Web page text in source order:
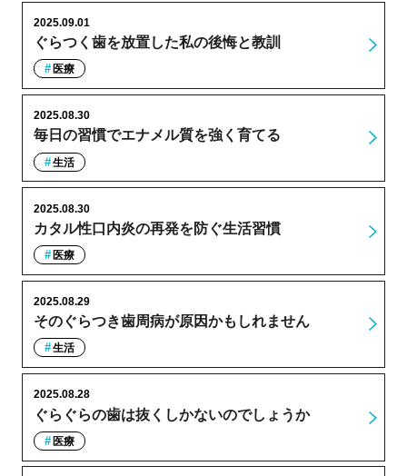
ぐらつく歯を放置した私の後悔と教訓
2025.09.01
医療
毎日の習慣でエナメル質を強く育てる
2025.08.30
生活
カタル性口内炎の再発を防ぐ生活習慣
2025.08.30
医療
そのぐらつき歯周病が原因かもしれません
2025.08.29
生活
ぐらぐらの歯は抜くしかないのでしょうか
2025.08.28
医療